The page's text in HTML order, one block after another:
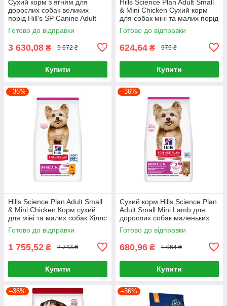
Сухий корм з ягням для
дорослих собак великих
порід Hill's SP Canine Adult
Large Breed Lamb & Rice 14кг
Готово до відправки
3 630,08 ₴ 5 672 ₴
Купити
Hills Science Plan Adult Small
& Mini Chicken Сухий корм
для собак міні та малих порід
із куркою 1,5 кг
Готово до відправки
624,64 ₴ 976 ₴
Купити
–36%
Hills Science Plan Adult Small
& Mini Chicken Корм сухий
для міні та малих собак Хіллс
6 кг
Готово до відправки
1 755,52 ₴ 2 743 ₴
Купити
–36%
Сухий корм Hills Science Plan
Adult Small Mini Lamb для
дорослих собак маленьких
порід Хіллс 1.5 кг. з ягням
Готово до відправки
680,96 ₴ 1 064 ₴
Купити
–36% –36%